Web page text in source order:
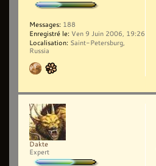
Messages: 188
Enregistré le: Ven 9 Juin 2006, 19:26
Localisation: Saint-Petersburg,
Russia
Dakte
Expert